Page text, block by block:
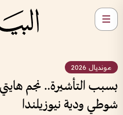
مونديال 2026
بسبب التأشيرة.. نجم
شوطي ودية نيوزيلندا